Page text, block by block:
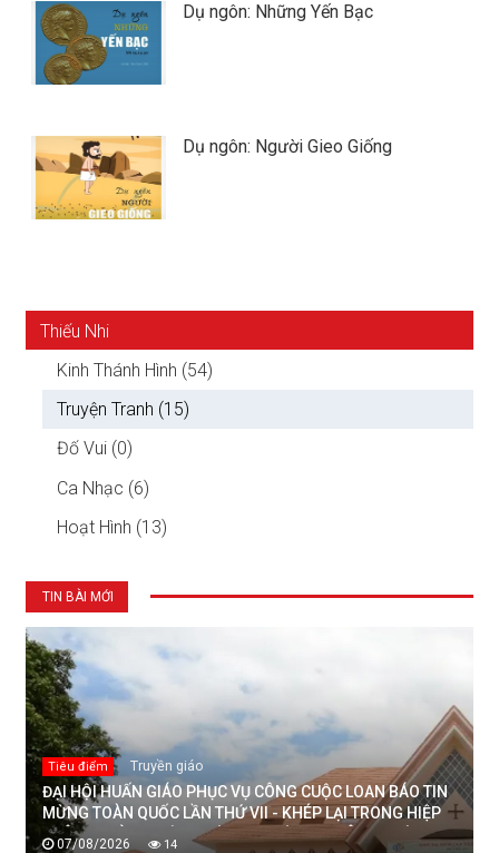
Dụ ngôn: Những Yến Bạc
Dụ ngôn: Người Gieo Giống
Thiếu Nhi
Kinh Thánh Hình (54)
Truyện Tranh (15)
Đố Vui (0)
Ca Nhạc (6)
Hoạt Hình (13)
TIN BÀI MỚI
Tiêu điểm Truyền giáo
ĐẠI HỘI HUẤN GIÁO PHỤC VỤ CÔNG CUỘC LOAN BÁO TIN
MỪNG TOÀN QUỐC LẦN THỨ VII - KHÉP LẠI TRONG HIỆP
THÔNG, MỞ RA MỘT HƯỚNG ĐI MỚI CHO CÔNG CUỘC
07/08/2026 14